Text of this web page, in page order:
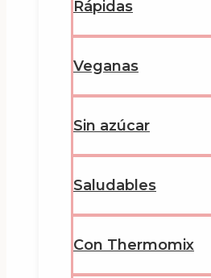
Rápidas
Veganas
Sin azúcar
Saludables
Con Thermomix